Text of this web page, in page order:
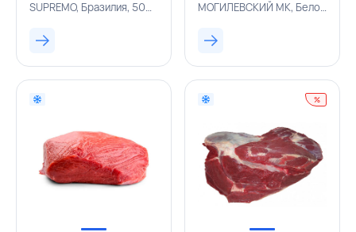
БРАЗИЛИЯ
SUPREMO, Бразилия, 500005433
БЕЛАРУСЬ
МОГИЛЕВСКИЙ МК, Белоруссия, 500005837
%